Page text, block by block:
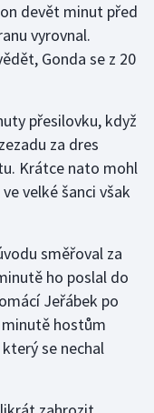
devět minut před
vyrovnal.
Gonda se z 20
přesilovku, když
za dres
Krátce nato mohl
velké šanci však
směřoval za
ho poslal do
Jeřábek po
minutě hostům
se nechal